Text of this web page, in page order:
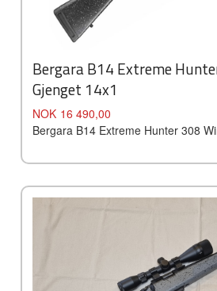
Bergara B14 Extreme
Gjenget 14x1
Pris
NOK 16 490,00
Bergara B14 Extreme Hunter 308